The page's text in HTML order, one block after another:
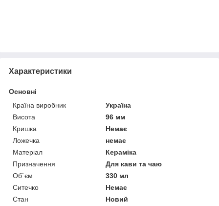
Характеристики
Основні
Країна виробник
Україна
Висота
96 мм
Кришка
Немає
Ложечка
немає
Матеріал
Кераміка
Призначення
Для кави та чаю
Об`єм
330 мл
Ситечко
Немає
Стан
Новий